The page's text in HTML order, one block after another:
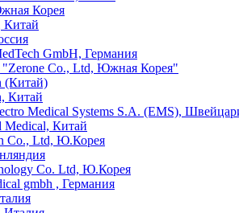
Корея
Китай
GmbH, Германия
"Zerone Co., Ltd, Южная Корея"
(Китай)
Китай
Medical Systems S.A. (EMS),
Medical, Китай
Co., Ltd, Ю.Корея
Co. Ltd, Ю.Корея
gmbh , Германия